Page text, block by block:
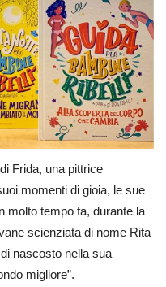
Frida, una pittrice
momenti di gioia, le sue
molto tempo fa, durante la
scienziata di nome Rita
nascosto nella sua
migliore”.